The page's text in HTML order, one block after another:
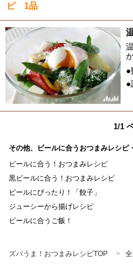
ピ 1品
●
●
1/1
その他、ビールに合うおつまみレシピ
ビールに合う！おつまみレシピ
黒ビールに合う！おつまみレシピ
ビールにぴったり！「餃子」
ジューシーから揚げレシピ
ビールに合うご飯！
ズバうま！おつまみレシピTOP